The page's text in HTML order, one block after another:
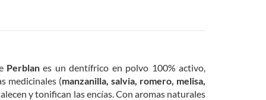
Perblanes un dentífrico en polvo 100% activo,
medicinales (manzanilla, salvia, romero, melisa,
y tonifican las encías. Con aromas naturales